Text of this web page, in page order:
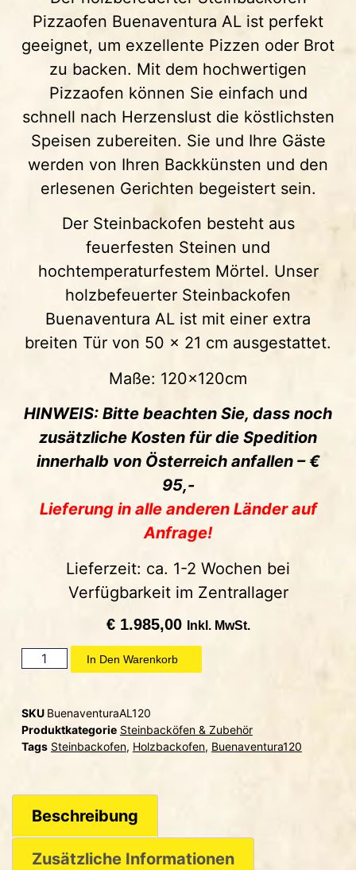
Pizzaofen Buenaventura AL ist perfekt
geeignet, um exzellente Pizzen oder Brot
zu backen. Mit dem hochwertigen
Pizzaofen können Sie einfach und
schnell nach Herzenslust die köstlichsten
Speisen zubereiten. Sie und Ihre Gäste
werden von Ihren Backkünsten und den
erlesenen Gerichten begeistert sein.
Der Steinbackofen besteht aus
feuerfesten Steinen und
hochtemperaturfestem Mörtel. Unser
holzbefeuerter Steinbackofen
Buenaventura AL ist mit einer extra
breiten Tür von 50 x 21 cm ausgestattet.
Maße: 120x120cm
HINWEIS: Bitte beachten Sie, dass noch
zusätzliche Kosten für die Spedition
innerhalb von Österreich anfallen – €
95,-
Lieferung in alle anderen Länder auf
Anfrage!
Lieferzeit: ca. 1-2 Wochen bei
Verfügbarkeit im Zentrallager
€1.985,00 Inkl. MwSt.
In Den Warenkorb
SKU BuenaventuraAL120
Produktkategorie Steinbacköfen & Zubehör
Tags Steinbackofen, Holzbackofen, Buenaventura120
Beschreibung
Zusätzliche Informationen